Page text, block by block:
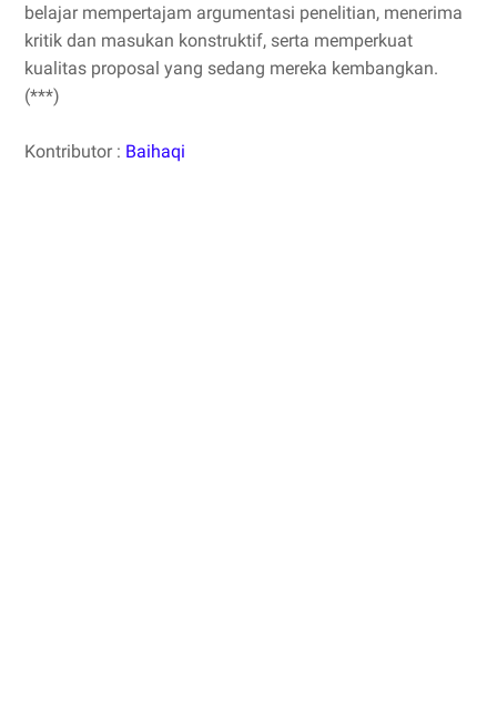
belajar mempertajam argumentasi penelitian, menerima
kritik dan masukan konstruktif, serta memperkuat
kualitas proposal yang sedang mereka kembangkan.
(***)
Kontributor : Baihaqi